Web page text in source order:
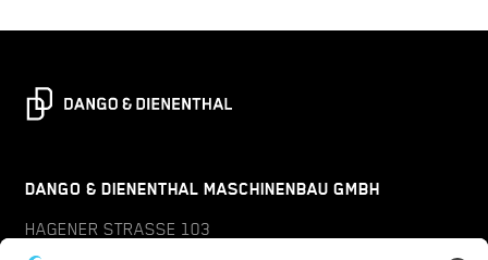
DANGO & DIENENTHAL MASCHINENBAU GMBH
HAGENER STRASSE 103